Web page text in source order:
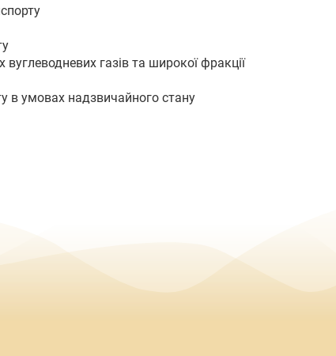
газів та широкої фракції
в умовах надзвичайного стану